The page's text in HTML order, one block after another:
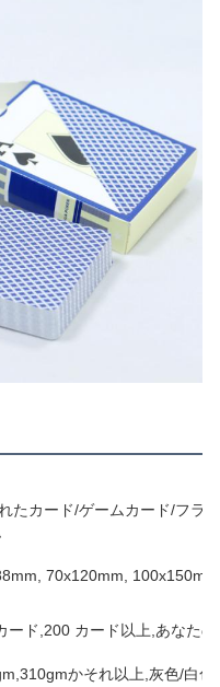
たカード/ゲームカード/フラ
70x120mm,
ード,200 カード以上,あなた
かそれ以上,灰色/白